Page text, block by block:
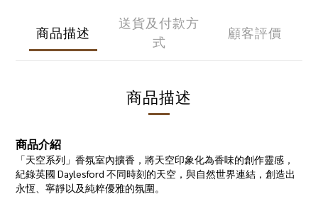
商品描述
送貨及付款方
式
顧客評價
商品描述
商品介紹
「天空系列」香氛室內擴香，將天空印象化為香味的創作靈感，
紀錄英國 Daylesford 不同時刻的天空，與自然世界連結，創造出
永恆、寧靜以及純粹優雅的氛圍。